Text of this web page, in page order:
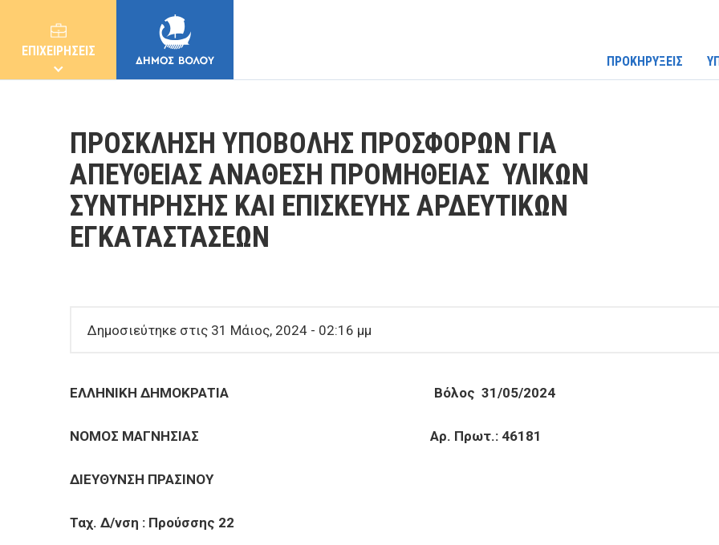
ΕΠΙΧΕΙΡΗΣΕΙΣ
ΠΡΟΚΗΡΥΞΕΙΣ
ΠΡΟΣΚΛΗΣΗ ΥΠΟΒΟΛΗΣ ΠΡΟΣΦΟΡΩΝ ΓΙΑ
ΑΠΕΥΘΕΙΑΣ ΑΝΑΘΕΣΗ ΠΡΟΜΗΘΕΙΑΣ ΥΛΙΚΩΝ
ΣΥΝΤΗΡΗΣΗΣ ΚΑΙ ΕΠΙΣΚΕΥΗΣ ΑΡΔΕΥΤΙΚΩΝ
ΕΓΚΑΤΑΣΤΑΣΕΩΝ
Δημοσιεύτηκε στις 31 Μάιος, 2024 - 02:16 μμ
ΕΛΛΗΝΙΚΗ ΔΗΜΟΚΡΑΤΙΑ Βόλος 31/05/2024
ΝΟΜΟΣ ΜΑΓΝΗΣΙΑΣ Αρ. Πρωτ.: 46181
ΔΙΕΥΘΥΝΣΗ ΠΡΑΣΙΝΟΥ
Ταχ. Δ/νση : Προύσσης 22